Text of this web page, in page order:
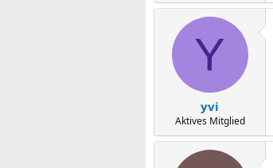
Y
yvi
Aktives Mitglied